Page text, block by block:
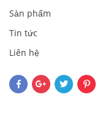
Sản phẩm
Tin tức
Liên hệ